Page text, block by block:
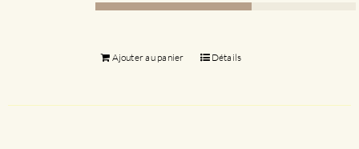
Ajouter au panier Détails